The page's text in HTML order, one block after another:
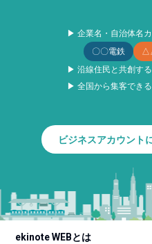
▶ 企業名・自治体名
〇〇電鉄
▶ 沿線住民と共創す
▶ 全国から集客でき
ビジネスアカウント
ekinote WEBとは